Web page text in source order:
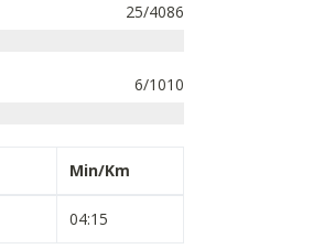
25/4086
6/1010
Min/Km
04:15